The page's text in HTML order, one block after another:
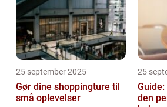
25 september 2025
Gør dine shoppingture til
små oplevelser
25
den